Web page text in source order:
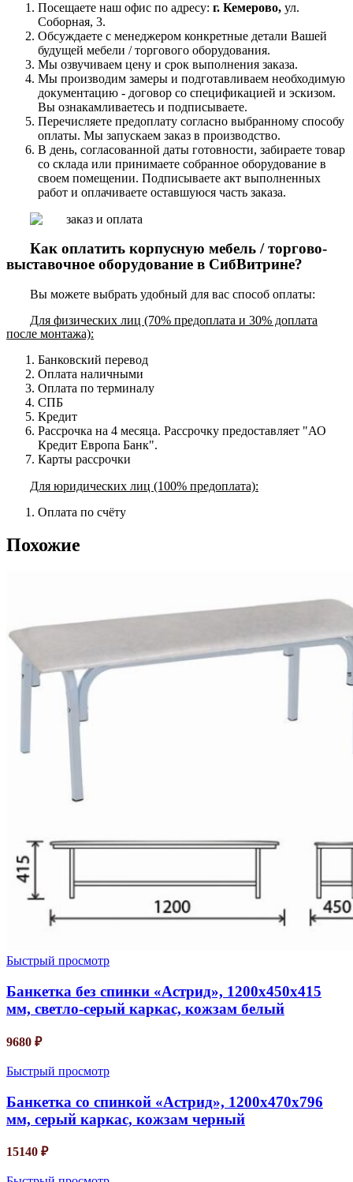
Посещаете наш офис по адресу: г. Кемерово, ул.
Соборная, 3.
Обсуждаете с менеджером конкретные детали Вашей
будущей мебели / торгового оборудования.
Мы озвучиваем цену и срок выполнения заказа.
Мы производим замеры и подготавливаем необходимую
документацию - договор со спецификацией и эскизом.
Вы ознакамливаетесь и подписываете.
Перечисляете предоплату согласно выбранному способу
оплаты. Мы запускаем заказ в производство.
В день, согласованной даты готовности, забираете товар
со склада или принимаете собранное оборудование в
своем помещении. Подписываете акт выполненных
работ и оплачиваете оставшуюся часть заказа.
Как оплатить корпусную мебель / торгово-
выставочное оборудование в СибВитрине?
Вы можете выбрать удобный для вас способ оплаты:
Для физических лиц (70% предоплата и 30% доплата
после монтажа):
Банковский перевод
Оплата наличными
Оплата по терминалу
СПБ
Кредит
Рассрочка на 4 месяца. Рассрочку предоставляет "АО
Кредит Европа Банк".
Карты рассрочки
Для юридических лиц (100% предоплата):
Оплата по счёту
Похожие
Быстрый просмотр
Банкетка без спинки «Астрид», 1200х450х415
мм, светло-серый каркас, кожзам белый
9680 ₽
Быстрый просмотр
Банкетка со спинкой «Астрид», 1200х470х796
мм, серый каркас, кожзам черный
15140 ₽